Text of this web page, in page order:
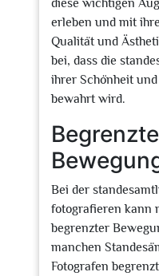
diese wichtigen
erleben und mit
Qualität und
bei, dass die
ihrer Schönheit
bewahrt wird.
Begrenzte
Bei der
fotografieren kann
begrenzter
manchen
Fotografen